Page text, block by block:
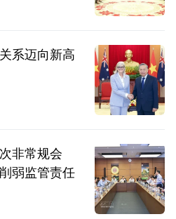
系迈向新高
非常规会
弱监管责任